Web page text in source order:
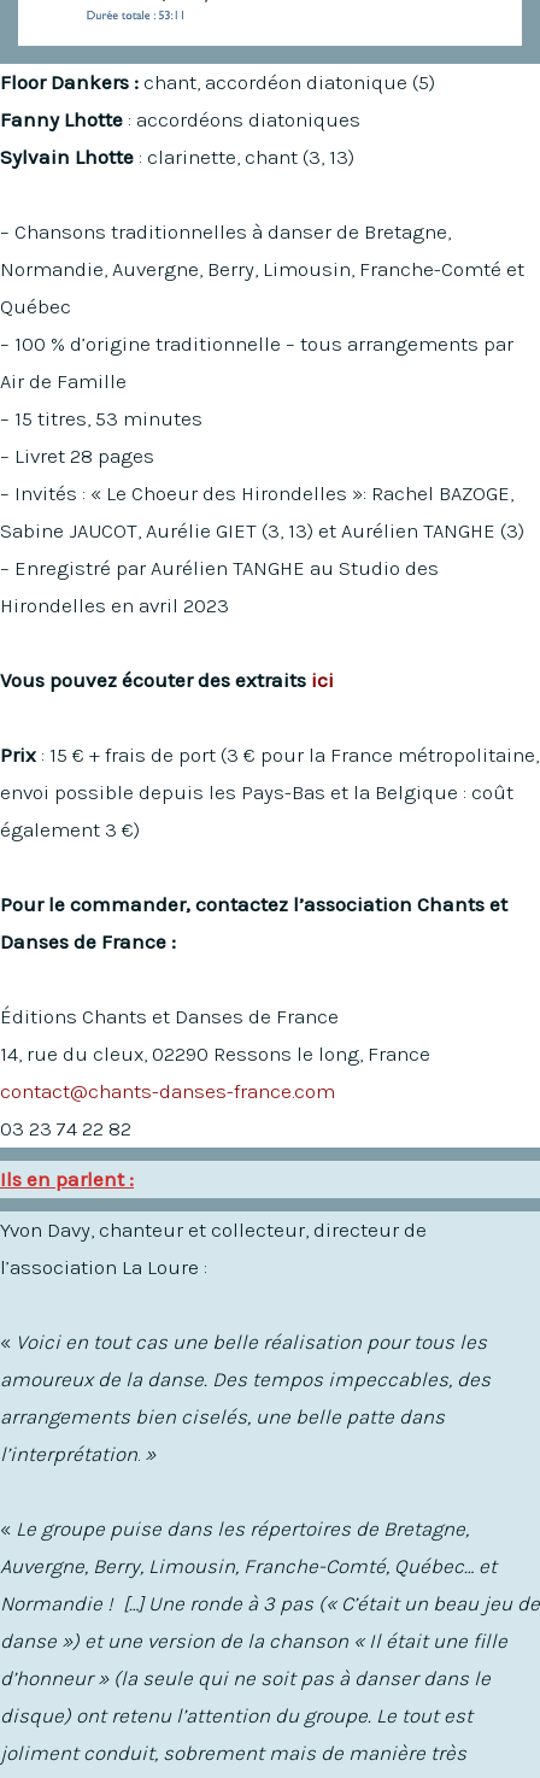
Floor Dankers : chant, accordéon diatonique (5)
Fanny Lhotte : accordéons diatoniques
Sylvain Lhotte : clarinette, chant (3, 13)
– Chansons traditionnelles à danser de Bretagne,
Normandie, Auvergne, Berry, Limousin, Franche-Comté et
Québec
– 100 % d’origine traditionnelle – tous arrangements par
Air de Famille
– 15 titres, 53 minutes
– Livret 28 pages
– Invités : « Le Choeur des Hirondelles »: Rachel BAZOGE,
Sabine JAUCOT, Aurélie GIET (3, 13) et Aurélien TANGHE (3)
– Enregistré par Aurélien TANGHE au Studio des
Hirondelles en avril 2023
Vous pouvez écouter des extraits ici
Prix : 15 € + frais de port (3 € pour la France métropolitaine,
envoi possible depuis les Pays-Bas et la Belgique : coût
également 3 €)
Pour le commander, contactez l’association Chants et
Danses de France :
​Éditions Chants et Danses de France
14, rue du cleux, 02290 Ressons le long, France
contact@chants-danses-france.com
03 23 74 22 82
Ils en parlent :
Yvon Davy, chanteur et collecteur, directeur de
l’association La Loure :
« Voici en tout cas une belle réalisation pour tous les
amoureux de la danse. Des tempos impeccables, des
arrangements bien ciselés, une belle patte dans
l’interprétation. »
« Le groupe puise dans les répertoires de Bretagne,
Auvergne, Berry, Limousin, Franche-Comté, Québec… et
Normandie ! […] Une ronde à 3 pas (« C’était un beau jeu de
danse ») et une version de la chanson « Il était une fille
d’honneur » (la seule qui ne soit pas à danser dans le
disque) ont retenu l’attention du groupe. Le tout est
joliment conduit, sobrement mais de manière très